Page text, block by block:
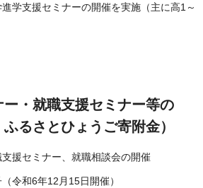
学支援セミナーの開催を実施（主に高1～
ー・就職支援セミナー等の
るさとひょうご寄附金）
援セミナー、就職相談会の開催
令和6年12月15日開催）